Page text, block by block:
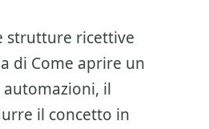
strutture ricettive
di Come aprire un
, il
il concetto in